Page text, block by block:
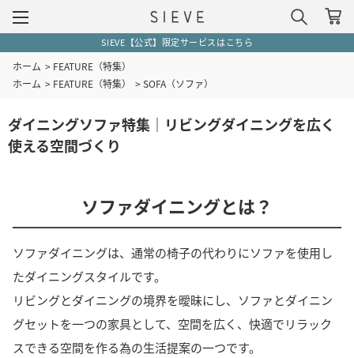
SIEVE【公式】限定サービスはこちら
ホーム > FEATURE（特集）
ホーム > FEATURE（特集） >SOFA（ソファ）
ダイニングソファ特集｜リビングダイニングを広く
使える空間づくり
ソファダイニングとは？
ソファダイニングは、通常の椅子の代わりにソファを使用し
たダイニングスタイルです。
リビングとダイニングの境界を曖昧にし、ソファとダイニン
グセットを一つの家具として、空間を広く、快適でリラック
スできる空間を作る為の生活提案の一つです。